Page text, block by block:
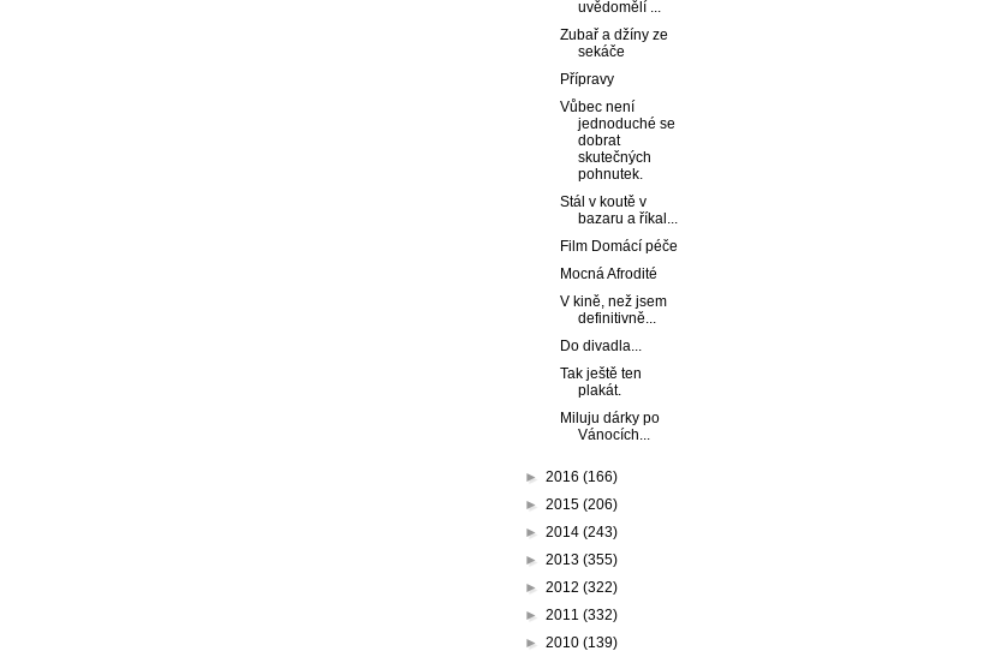
uvědomělí ...
Zubař a džíny ze
sekáče
Přípravy
Vůbec není
jednoduché se
dobrat
skutečných
pohnutek.
Stál v koutě v
bazaru a říkal...
Film Domácí péče
Mocná Afrodité
V kině, než jsem
definitivně...
Do divadla...
Tak ještě ten
plakát.
Miluju dárky po
Vánocích...
► 2016 (166)
► 2015 (206)
► 2014 (243)
► 2013 (355)
► 2012 (322)
► 2011 (332)
► 2010 (139)